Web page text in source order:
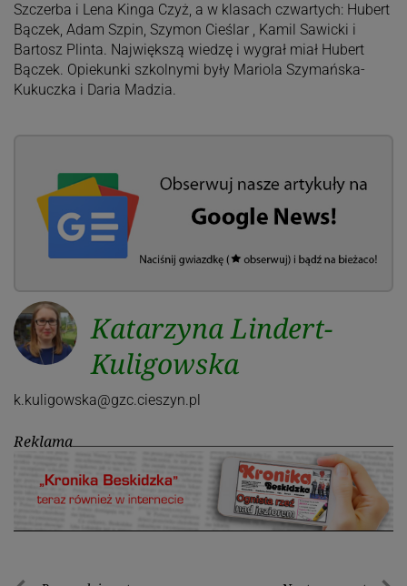
Szczerba i Lena Kinga Czyż, a w klasach czwartych: Hubert
Bączek, Adam Szpin, Szymon Cieślar , Kamil Sawicki i
Bartosz Plinta. Największą wiedzę i wygrał miał Hubert
Bączek. Opiekunki szkolnymi były Mariola Szymańska-
Kukuczka i Daria Madzia.
Katarzyna Lindert-
Kuligowska
k.kuligowska@gzc.cieszyn.pl
Reklama